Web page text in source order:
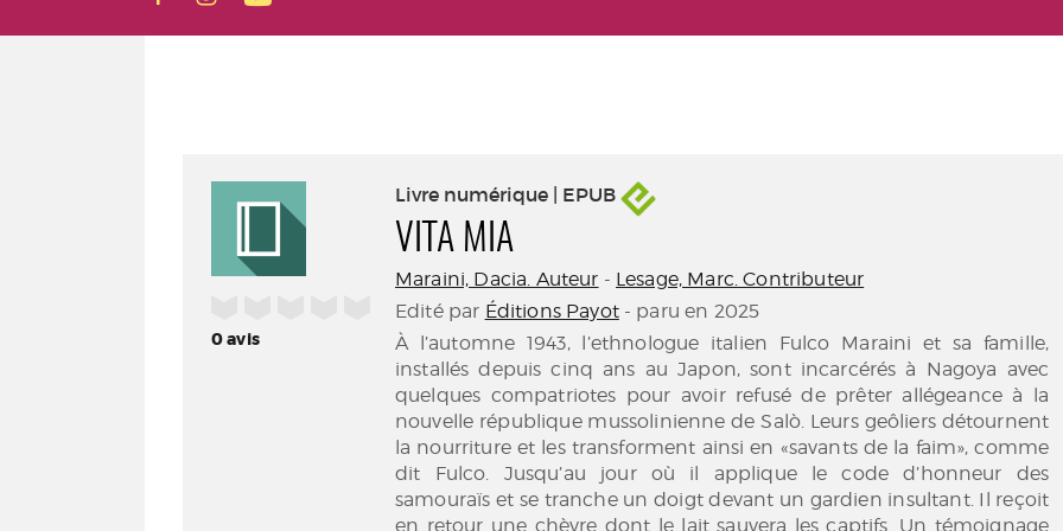
0avis
Livre numérique | EPUB
VITA MIA
Maraini, Dacia. Auteur - Lesage, Marc. Contributeur
Edité par Éditions Payot- paru en 2025
À l’automne 1943, l’ethnologue italien Fulco Maraini et sa famille,
installés depuis cinq ans au Japon, sont incarcérés à Nagoya avec
quelques compatriotes pour avoir refusé de prêter allégeance à la
nouvelle république mussolinienne de Salò. Leurs geôliers détournent
la nourriture et les transforment ainsi en «savants de la faim», comme
dit Fulco. Jusqu’au jour où il applique le code d’honneur des
samouraïs et se tranche un doigt devant un gardien insultant. Il reçoit
en retour une chèvre dont le lait sauvera les captifs. Un témoignage